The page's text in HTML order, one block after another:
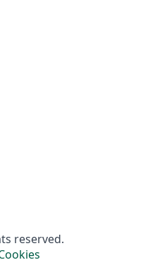
reserved.